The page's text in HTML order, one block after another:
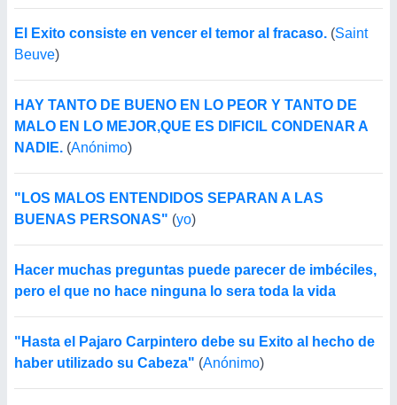
El Exito consiste en vencer el temor al fracaso. (Saint
Beuve)
HAY TANTO DE BUENO EN LO PEOR Y TANTO DE
MALO EN LO MEJOR,QUE ES DIFICIL CONDENAR A
NADIE. (Anónimo)
"LOS MALOS ENTENDIDOS SEPARAN A LAS
BUENAS PERSONAS" (yo)
Hacer muchas preguntas puede parecer de imbéciles,
pero el que no hace ninguna lo sera toda la vida
"Hasta el Pajaro Carpintero debe su Exito al hecho de
haber utilizado su Cabeza" (Anónimo)